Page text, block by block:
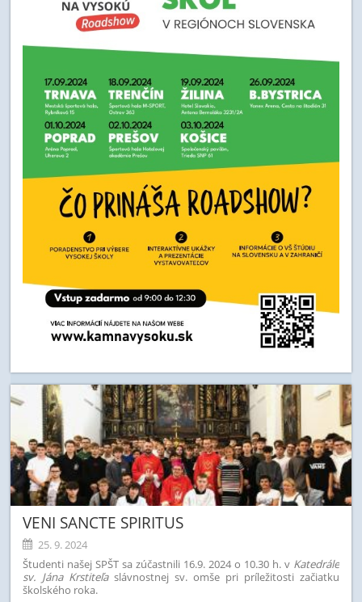
VENI SANCTE SPIRITUS
25. 9. 2024
Študenti našej SPŠT sa zúčastnili 16.9. 2024 o 10.30 h. v Katedrále
sv. Jána Krstiteľaslávnostnej sv. omše pri príležitosti začiatku
školského roka.